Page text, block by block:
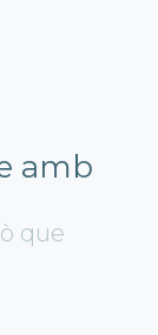
amb
que